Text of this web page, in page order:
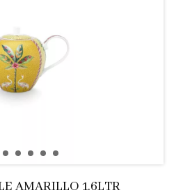
AMARILLO 1.6LTR